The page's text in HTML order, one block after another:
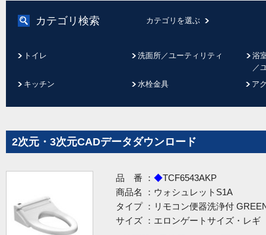
カテゴリ検索 カテゴリを選ぶ
トイレ 洗面所／ユーティリティ
浴
／
キッチン
水栓金具 ア
2次元・3次元CADデータダウンロード
品 番 ： ◆TCF6543AKP
商品名 ： ウォシュレットS1A
タイプ ： リモコン便器洗浄付
サイズ ： エロンゲートサイズ・レギ